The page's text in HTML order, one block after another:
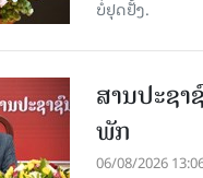
ບໍ່ຢຸດຢັ້ງ.
ສານປະຊ
ພັກ
06/08/2026